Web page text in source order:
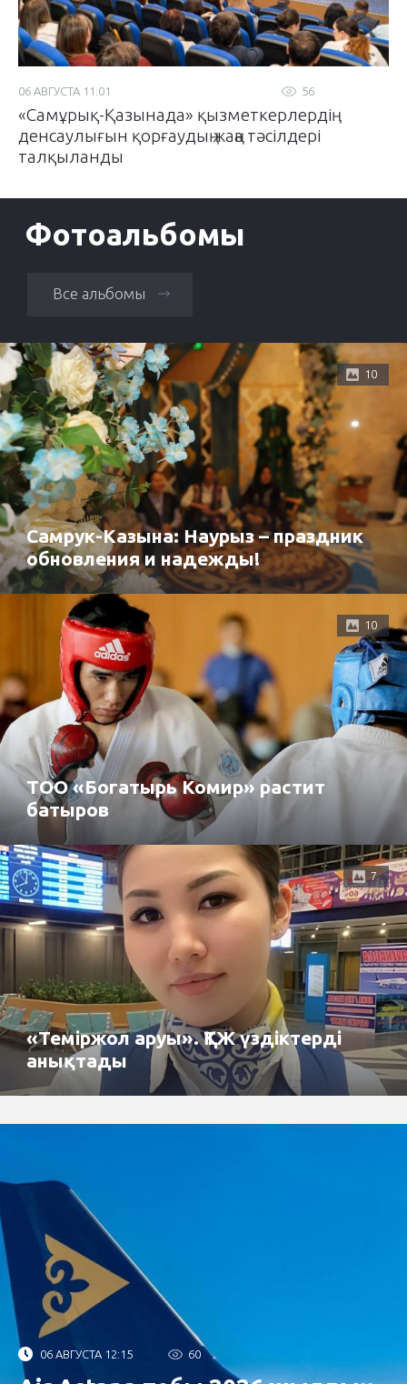
56
06 АВГУСТА 11:01
«Самұрық-Қазынада» қызметкерлердің
денсаулығын қорғаудың жаңа тәсілдері
талқыланды
Фотоальбомы
Все альбомы
10
Самрук-Казына: Наурыз – праздник
обновления и надежды!
10
ТОО «Богатырь Комир» растит
батыров
7
«Теміржол аруы». ҚТЖ үздіктерді
анықтады
06 АВГУСТА 12:15 60